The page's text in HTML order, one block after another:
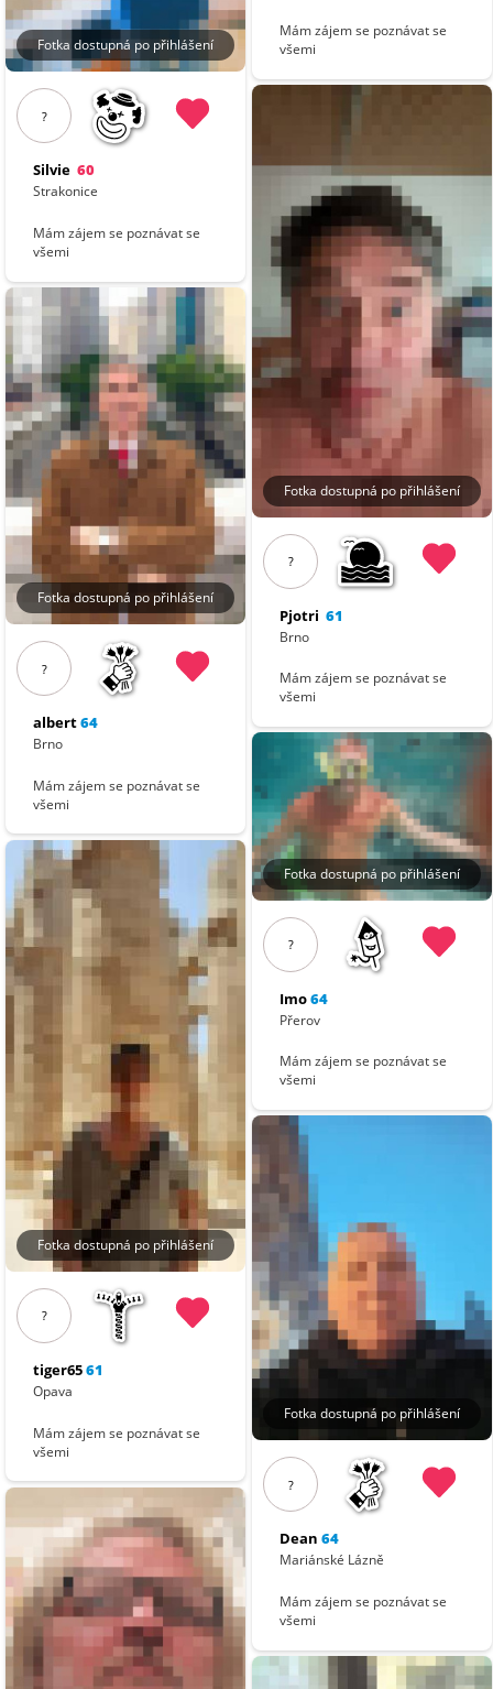
Fotka dostupná po přihlášení
?
Silvie 60
Strakonice
Mám zájem se poznávat se
všemi
Fotka dostupná po přihlášení
?
albert64
Brno
Mám zájem se poznávat se
všemi
Fotka dostupná po přihlášení
?
tiger6561
Opava
Mám zájem se poznávat se
všemi
Mám zájem se poznávat se
všemi
Fotka dostupná po přihlášení
?
Pjotri 61
Brno
Mám zájem se poznávat se
všemi
Fotka dostupná po přihlášení
?
Imo64
Přerov
Mám zájem se poznávat se
všemi
Fotka dostupná po přihlášení
?
Dean 64
Mariánské Lázně
Mám zájem se poznávat se
všemi